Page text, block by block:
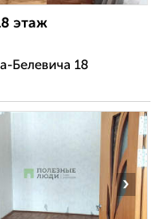
этаж
Белевича 18
›